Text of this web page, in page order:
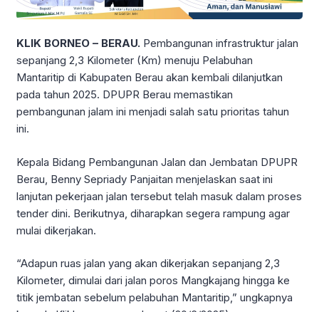
KLIK BORNEO – BERAU. Pembangunan infrastruktur jalan
sepanjang 2,3 Kilometer (Km) menuju Pelabuhan
Mantaritip di Kabupaten Berau akan kembali dilanjutkan
pada tahun 2025. DPUPR Berau memastikan
pembangunan jalam ini menjadi salah satu prioritas tahun
ini.
Kepala Bidang Pembangunan Jalan dan Jembatan DPUPR
Berau, Benny Sepriady Panjaitan menjelaskan saat ini
lanjutan pekerjaan jalan tersebut telah masuk dalam proses
tender dini. Berikutnya, diharapkan segera rampung agar
mulai dikerjakan.
“Adapun ruas jalan yang akan dikerjakan sepanjang 2,3
Kilometer, dimulai dari jalan poros Mangkajang hingga ke
titik jembatan sebelum pelabuhan Mantaritip,” ungkapnya